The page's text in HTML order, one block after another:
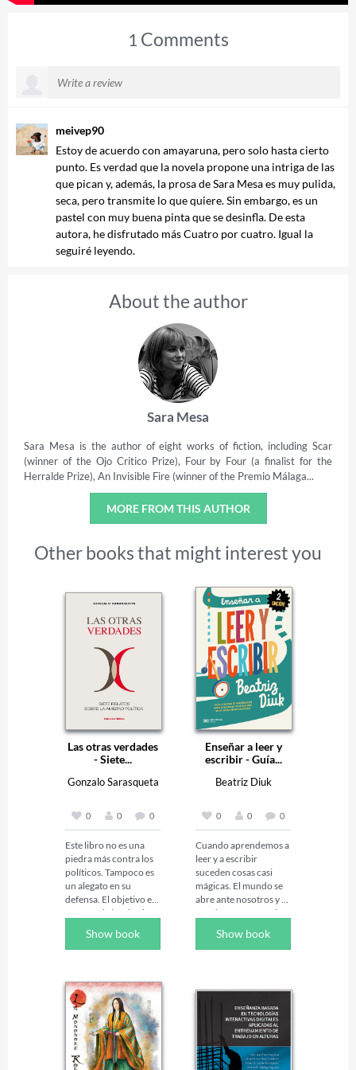
1 Comments
meivep90
Estoy de acuerdo con amayaruna, pero solo hasta cierto
punto. Es verdad que la novela propone una intriga de las
que pican y, además, la prosa de Sara Mesa es muy pulida,
seca, pero transmite lo que quiere. Sin embargo, es un
pastel con muy buena pinta que se desinfla. De esta
autora, he disfrutado más Cuatro por cuatro. Igual la
seguiré leyendo.
About the author
Sara Mesa
Sara Mesa is the author of eight works of fiction, including Scar
(winner of the Ojo Critico Prize), Four by Four (a finalist for the
Herralde Prize), An Invisible Fire (winner of the Premio Málaga...
MORE FROM THIS AUTHOR
Other books that might interest you
Las otras verdades
- Siete...
Gonzalo Sarasqueta
0 0 0
Este libro no es una
piedra más contra los
políticos. Tampoco es
un alegato en su
defensa. El objetivo es
escapar de la mirada
un costado poco
explorado: las
tejido distintos líderes
mientras disputaban el
poder y decidían el
futuro de sus
sociedades o del
mundo; cómo se
construyeron
Show book
Enseñar a leer y
escribir - Guía...
Beatriz Diuk
0 0 0
Cuando aprendemos a
leer y a escribir
suceden cosas casi
mágicas. El mundo se
abre ante nosotros y
nos damos cuenta de
y disfrutar ese
territorio infinito.
que abre la puerta a
ese universo
inconmensurable de la
imaginación, la
creatividad, el
conocimiento.
Show book